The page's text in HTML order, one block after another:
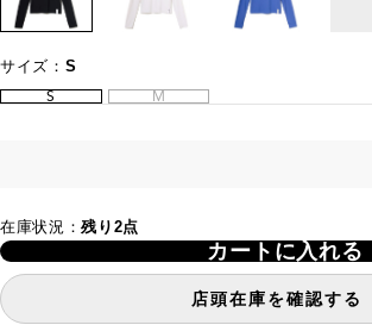
サイズ： S
S
M
在庫状況：残り2点
カートに入れる
店頭在庫を確認する